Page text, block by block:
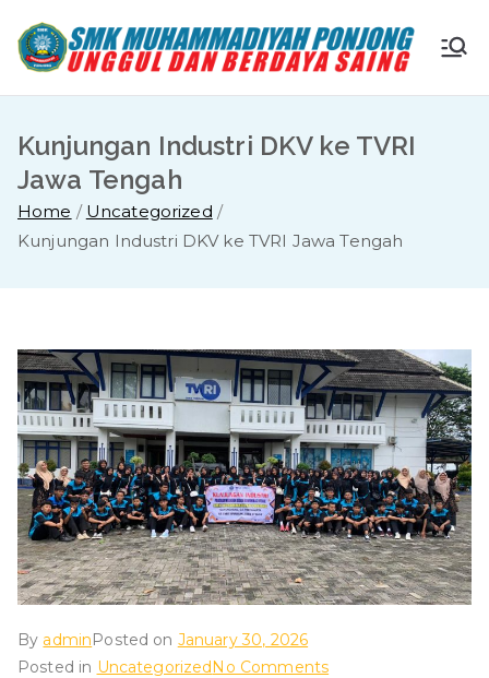
content
S
ha
m
m
ad
iy
Ungg
ul
Kunjungan Industri DKV ke TVRI
Jawa Tengah
Home
Uncategorized
Kunjungan Industri DKV ke TVRI Jawa Tengah
By adminPosted on January 30, 2026
Posted in UncategorizedNo Commentson